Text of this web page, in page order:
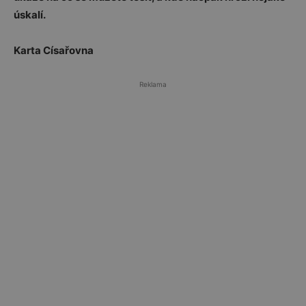
úskalí.
Karta Císařovna
Reklama